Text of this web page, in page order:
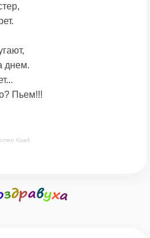
днем.
Пьем!!!
КавА